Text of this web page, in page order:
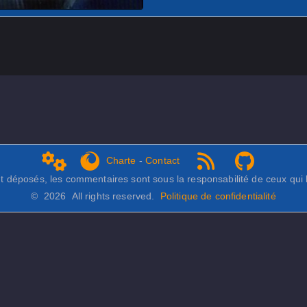
Charte -Contact
déposés, les commentaires sont sous la responsabilité de ceux
© 2026 All rights reserved. Politique de confidentialité